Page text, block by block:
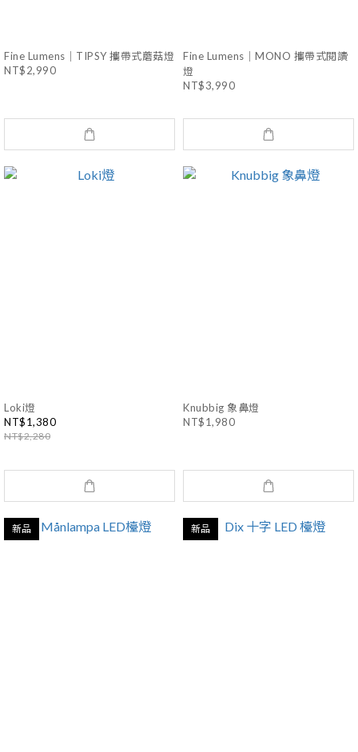
Fine Lumens｜TIPSY 攜帶式蘑菇燈
NT$2,990
Fine Lumens｜MONO 攜帶式閱讀
燈
NT$3,990
Loki燈
NT$1,380
NT$2,280
Knubbig 象鼻燈
NT$1,980
新品 新品